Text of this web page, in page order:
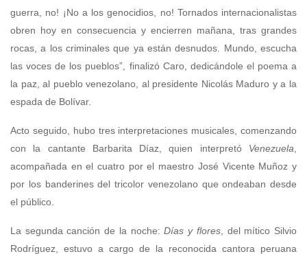
guerra, no! ¡No a los genocidios, no! Tornados internacionalistas
obren hoy en consecuencia y encierren mañana, tras grandes
rocas, a los criminales que ya están desnudos. Mundo, escucha
las voces de los pueblos”, finalizó Caro, dedicándole el poema a
la paz, al pueblo venezolano, al presidente Nicolás Maduro y a la
espada de Bolívar.
Acto seguido, hubo tres interpretaciones musicales, comenzando
con la cantante Barbarita Díaz, quien interpretó Venezuela
acompañada en el cuatro por el maestro José Vicente Muñoz y
por los banderines del tricolor venezolano que ondeaban desde
el público.
La segunda canción de la noche:Días y flores, del mítico Silvio
Rodríguez, estuvo a cargo de la reconocida cantora peruana